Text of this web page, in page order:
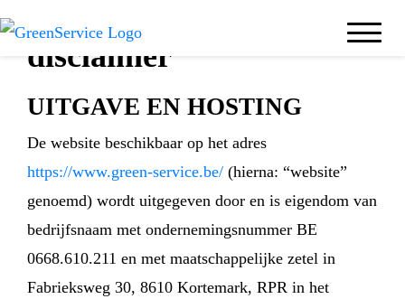
disclaimer
UITGAVE EN HOSTING
De website beschikbaar op het adres
https://www.green-service.be/ (hierna: “website”
genoemd) wordt uitgegeven door en is eigendom van
bedrijfsnaam met ondernemingsnummer BE
0668.610.211 en met maatschappelijke zetel in
Fabrieksweg 30, 8610 Kortemark, RPR in het